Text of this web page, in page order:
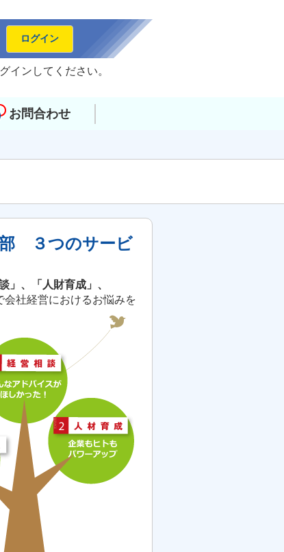
ログイン
インしてください。
お問合わせ
３つのサービ
」、「人財育成」、
会社経営におけるお悩みを